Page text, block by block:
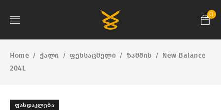
0
Home / ქალი / ფეხსაცმელი / ზამშის / New Balance
204L
ᲤᲐᲡᲓᲐᲙᲚᲔᲑᲐ